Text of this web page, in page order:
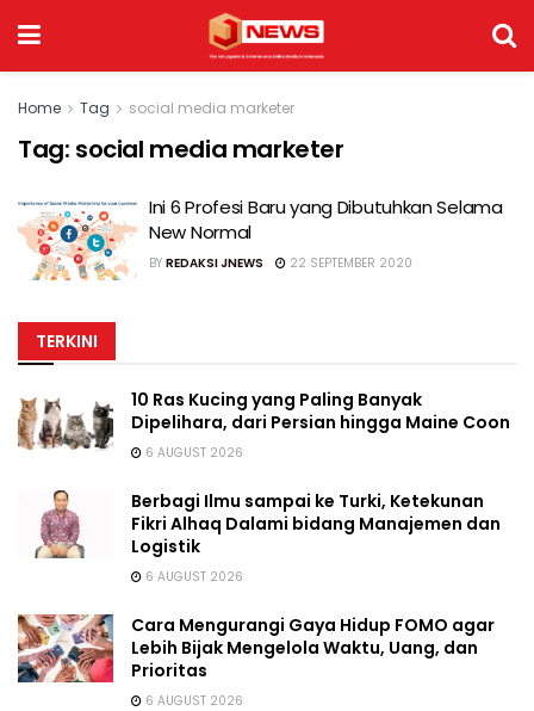
Home Tag social media marketer
Tag: social media marketer
Ini 6 Profesi Baru yang Dibutuhkan Selama
New Normal
BY REDAKSI JNEWS 22 SEPTEMBER 2020
TERKINI
10 Ras Kucing yang Paling Banyak
Dipelihara, dari Persian hingga Maine Coon
6 AUGUST 2026
Berbagi Ilmu sampai ke Turki, Ketekunan
Fikri Alhaq Dalami bidang Manajemen dan
Logistik
6 AUGUST 2026
Cara Mengurangi Gaya Hidup FOMO agar
Lebih Bijak Mengelola Waktu, Uang, dan
Prioritas
6 AUGUST 2026